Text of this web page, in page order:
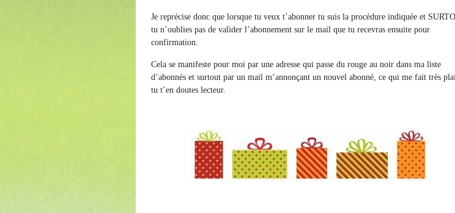
Je reprécise donc que lorsque tu veux t’abonner tu suis la procédure indiquée et
tu n’oublies pas de valider l’abonnement sur le mail que tu recevras ensuite pour
confirmation.
Cela se manifeste pour moi par une adresse qui passe du rouge au noir dans ma liste
d’abonnés et surtout par un mail m’annonçant un nouvel abonné, ce qui me fait très
tu t’en doutes lecteur.